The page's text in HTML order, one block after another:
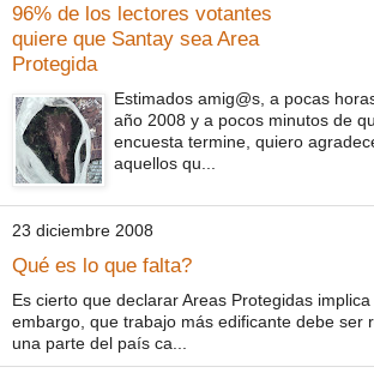
96% de los lectores votantes
quiere que Santay sea Area
Protegida
Estimados amig@s, a pocas
año 2008 y a pocos minutos de
encuesta termine, quiero
aquellos qu...
23 diciembre 2008
Qué es lo que falta?
Es cierto que declarar Areas Protegidas
embargo, que trabajo más edificante debe ser
una parte del país ca...